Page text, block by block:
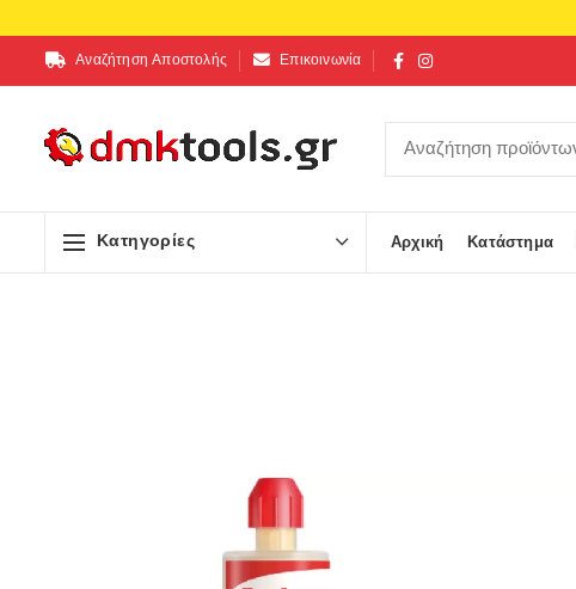
Αναζήτηση Αποστολής Επικοινωνία
Κατηγορίες Αρχική Κατάστημα